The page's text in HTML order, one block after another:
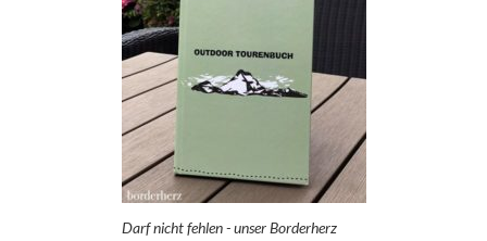
Darf nicht fehlen - unser Borderherz